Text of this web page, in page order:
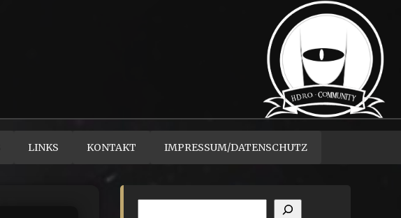
LINKS KONTAKT IMPRESSUM/DATENSCHUTZ